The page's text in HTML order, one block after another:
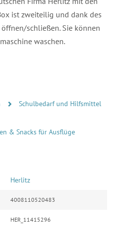
ist zweiteilig und dank des
schließen. Sie können
waschen.
Schulbedarf und Hilfsmittel
& Snacks für Ausflüge
Herlitz
4008110520483
HER_11415296